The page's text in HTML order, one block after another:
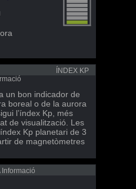
ÍNDEX KP
un bon indicador de
boreal o de la aurora
l’índex Kp, més
de visualització. Les
Kp planetari de 3
de magnetòmetres
Informació